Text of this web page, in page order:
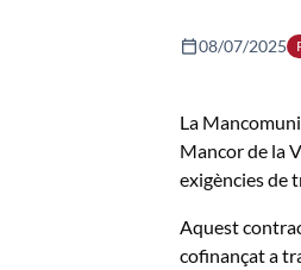
calendar_today08/07/2025
La
Mancor de la
exigències de
Aquest
cofinançat a